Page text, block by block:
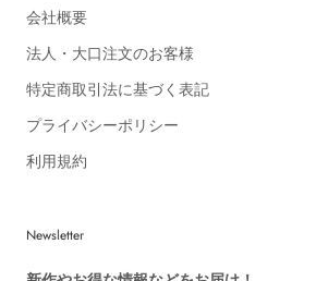
会社概要
法人・大口注文のお客様
特定商取引法に基づく表記
プライバシーポリシー
利用規約
Newsletter